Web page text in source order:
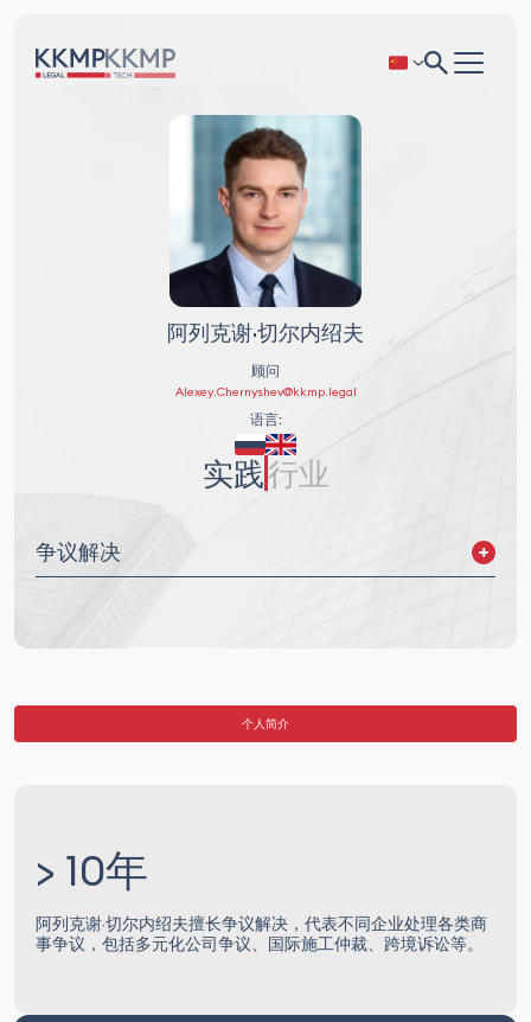
阿列克谢·切尔内绍夫
顾问
Alexey.Chernyshev@kkmp.legal
语言:
实践行业
争议解决
个人简介
> 10年
阿列克谢·切尔内绍夫擅长争议解决，代表不同企业处理各类商
事争议，包括多元化公司争议、国际施工仲裁、跨境诉讼等。